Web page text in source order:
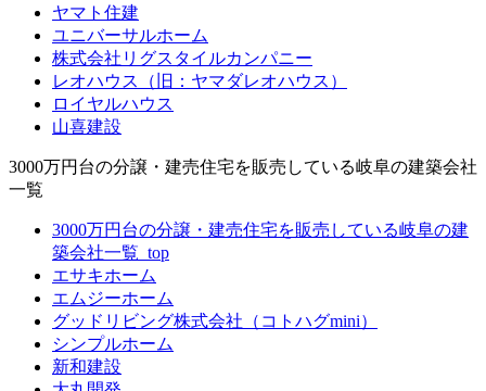
ヤマト住建
ユニバーサルホーム
株式会社リグスタイルカンパニー
レオハウス（旧：ヤマダレオハウス）
ロイヤルハウス
山喜建設
3000万円台の分譲・建売住宅を販売している岐阜の建築会社
一覧
3000万円台の分譲・建売住宅を販売している岐阜の建
築会社一覧_top
エサキホーム
エムジーホーム
グッドリビング株式会社（コトハグmini）
シンプルホーム
新和建設